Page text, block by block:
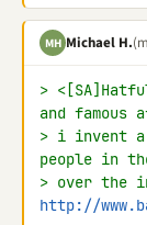
MH Michael H.
>
and famous
> i invent a
people in
> over the
http://